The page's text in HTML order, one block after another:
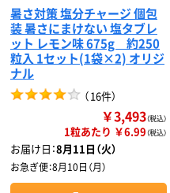
暑さ対策 塩分チャージ 個包
装 暑さにまけない 塩タブレ
ット レモン味 675g 約250
粒入 1セット(1袋×2) オリジ
ナル
（16件）
￥3,493（税込）
1粒あたり ￥6.99（税込）
お届け日：8月11日（火）
お急ぎ便：8月10日（月）